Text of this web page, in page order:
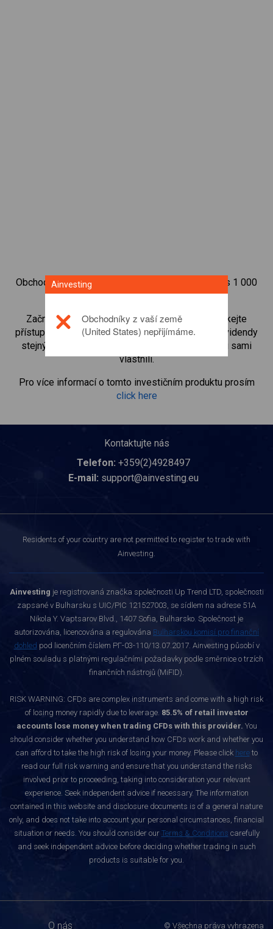
Obchodujte na obchodní platformě Ainvesting přes 1 000
mezinárodních akcií.
Začněte obchodovat CFD naUnitedHealth
. Získejte
přístup ke kurzům v reálném čase a dostávejte dividendy
stejným způsobem, jako kdybyste akcie opravdu sami
vlastnili.
Pro více informací o tomto investičním produktu prosím
click here
Kontaktujte nás
Telefon: +359(2)4928497
E-mail: support@ainvesting.eu
Residents of your country are not permitted to register to trade with
Ainvesting.
Ainvesting je registrovaná značka společnosti Up Trend LTD, společnosti
zapsané v Bulharsku s UIC/PIC 121527003, se sídlem na adrese 51A
Nikola Y. Vaptsarov Blvd., 1407 Sofia, Bulharsko. Společnost je
autorizována, licencována a regulována Bulharskou komisí pro finanční
dohled pod licenčním číslem РГ-03-110/13.07.2017. Ainvesting působí v
plném souladu s platnými regulačními požadavky podle směrnice o trzích
finančních nástrojů (MiFID).
RISK WARNING: CFDs are complex instruments and come with a high risk
of losing money rapidly due to leverage. 85.5% of retail investor
accounts lose money when trading CFDs with this provider. You
should consider whether you understand how CFDs work and whether you
can afford to take the high risk of losing your money. Please click hereto
read our full risk warning and ensure that you understand the risks
involved prior to proceeding, taking into consideration your relevant
experience. Seek independent advice if necessary. The information
contained in this website and disclosure documents is of a general nature
only, and does not take into account your personal circumstances, financial
situation or needs. You should consider our Terms & Conditions carefully
and seek independent advice before deciding whether trading in such
products is suitable for you.
O nás © Všechna práva vyhrazena
Ainvesting
Obchodníky z vaší země
(United States) nepřijímáme.